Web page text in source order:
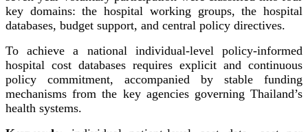
key domains: the hospital working groups, the hospital
databases, budget support, and central policy directives.
To achieve a national individual-level policy-informed
hospital cost databases requires explicit and continuous
policy commitment, accompanied by stable funding
mechanisms from the key agencies governing Thailand’s
health systems.